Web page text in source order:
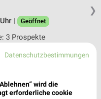
❯
|
Geöffnet
3 Prospekte
Datenschutzbestimmungen
wird die
erforderliche cookie